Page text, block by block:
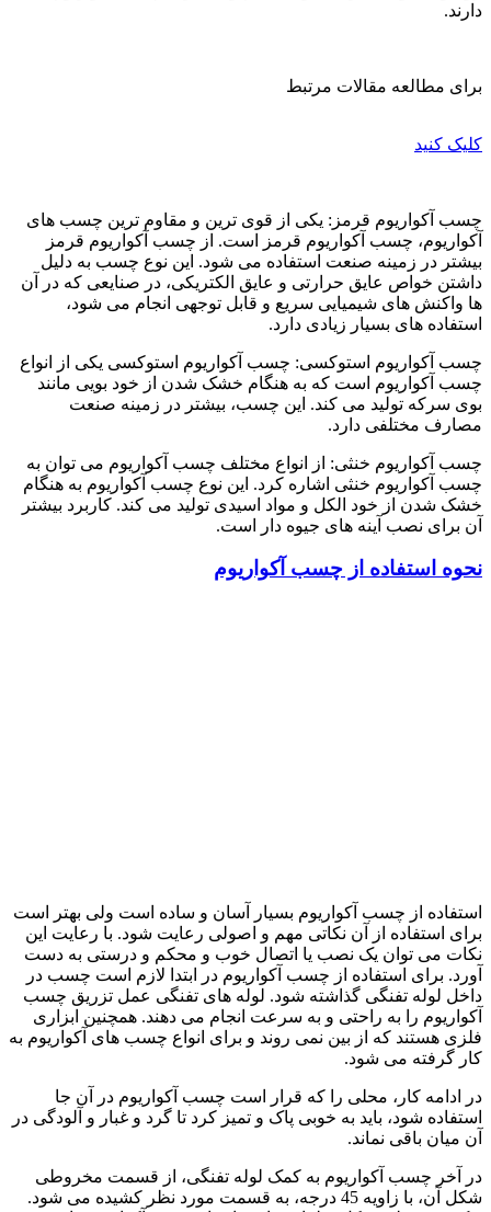
دارند.
برای مطالعه مقالات مرتبط
کلیک کنید
چسب آکواریوم قرمز: یکی از قوی ترین و مقاوم ترین چسب های
آکواریوم، چسب آکواریوم قرمز است. از چسب آکواریوم قرمز
بیشتر در زمینه صنعت استفاده می شود. این نوع چسب به دلیل
داشتن خواص عایق حرارتی و عایق الکتریکی، در صنایعی که در آن
ها واکنش های شیمیایی سریع و قابل توجهی انجام می شود،
استفاده های بسیار زیادی دارد.
چسب آکواریوم استوکسی: چسب آکواریوم استوکسی یکی از انواع
چسب آکواریوم است که به هنگام خشک شدن از خود بویی مانند
بوی سرکه تولید می کند. این چسب، بیشتر در زمینه صنعت
مصارف مختلفی دارد.
چسب آکواریوم خنثی: از انواع مختلف چسب آکواریوم می توان به
چسب آکواریوم خنثی اشاره کرد. این نوع چسب آکواریوم به هنگام
خشک شدن از خود الکل و مواد اسیدی تولید می کند. کاربرد بیشتر
آن برای نصب آینه های جیوه دار است.
نحوه استفاده از چسب آکواریوم
استفاده از چسب آکواریوم بسیار آسان و ساده است ولی بهتر است
برای استفاده از آن نکاتی مهم و اصولی رعایت شود. با رعایت این
نکات می توان یک نصب یا اتصال خوب و محکم و درستی به دست
آورد. برای استفاده از چسب آکواریوم در ابتدا لازم است چسب در
داخل لوله تفنگی گذاشته شود. لوله های تفنگی عمل تزریق چسب
آکواریوم را به راحتی و به سرعت انجام می دهند. همچنین ابزاری
فلزی هستند که از بین نمی روند و برای انواع چسب های آکواریوم به
کار گرفته می شود.
در ادامه کار، محلی را که قرار است چسب آکواریوم در آن جا
استفاده شود، باید به خوبی پاک و تمیز کرد تا گرد و غبار و آلودگی در
آن میان باقی نماند.
در آخر چسب آکواریوم به کمک لوله تفنگی، از قسمت مخروطی
شکل آن، با زاویه 45 درجه، به قسمت مورد نظر کشیده می شود.